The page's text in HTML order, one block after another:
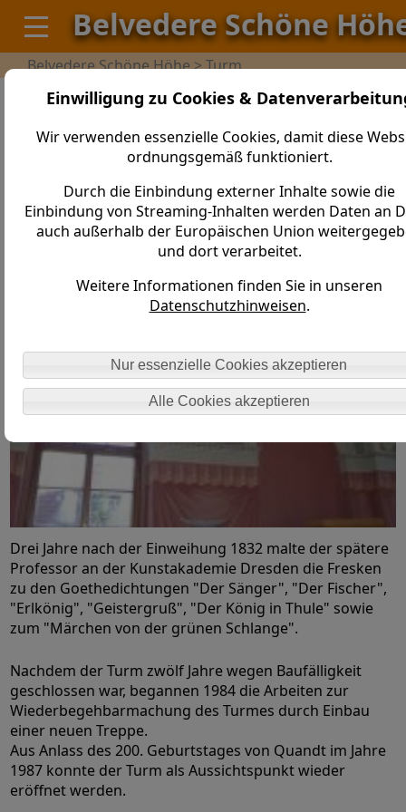
Einwilligung zu Cookies &
Wir verwenden essenzielle Cookies, damit diese
ordnungsgemäß funktioniert.
Durch die Einbindung externer Inhalte sowie die
Einbindung von Streaming-Inhalten werden Daten an
auch außerhalb der Europäischen Union
und dort verarbeitet.
Weitere Informationen finden Sie in unseren
Datenschutzhinweisen.
Nur essenzielle Cookies akzeptieren
Alle Cookies akzeptieren
Belvedere Schöne
Belvedere Schöne Höhe > Turm
Der Turm auf der Schönen Höhe gilt als früheste
Der Kunsthistoriker Johann Gottlob von Quandt
verwirklichte damit seinen Traum, dem von ihm
hochgeschätzten Dichter Johann Wolfgang von Goethe
ein Denkmal zu setzen.
Drei Jahre nach der Einweihung 1832 malte der spätere
Professor an der Kunstakademie Dresden die Fresken
zu den Goethedichtungen "Der Sänger", "Der Fischer",
"Erlkönig", "Geistergruß", "Der König in Thule" sowie
zum "Märchen von der grünen Schlange".
Nachdem der Turm zwölf Jahre wegen Baufälligkeit
geschlossen war, begannen 1984 die Arbeiten zur
Wiederbegehbarmachung des Turmes durch Einbau
einer neuen Treppe.
Aus Anlass des 200. Geburtstages von Quandt im Jahre
1987 konnte der Turm als Aussichtspunkt wieder
eröffnet werden.